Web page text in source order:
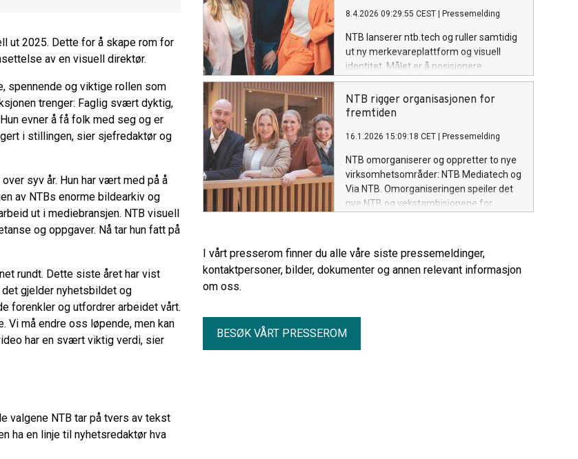
ut 2025. Dette for å skape rom for
av en visuell direktør.
spennende og viktige rollen som
trenger: Faglig svært dyktig,
evner å få folk med seg og er
i stillingen, sier sjefredaktør og
syv år. Hun har vært med på å
av NTBs enorme bildearkiv og
ut i mediebransjen. NTB visuell
og oppgaver. Nå tar hun fatt på
rundt. Dette siste året har vist
gjelder nyhetsbildet og
forenkler og utfordrer arbeidet vårt.
Vi må endre oss løpende, men kan
har en svært viktig verdi, sier
valgene NTB tar på tvers av tekst
ha en linje til nyhetsredaktør hva
media technology.
8.4.2026 09:29:55 CEST Pressemelding
NTB lanserer ntb.tech og ruller samtidig
ut ny merkevareplattform og visuell
identitet. Målet er å posisjonere
nyhetsbyrået som leverandør av
teknologi i det globale mediemarkedet.
NTB rigger organisasjonen for
fremtiden
16.1.2026 15:09:18 CET Pressemelding
NTB omorganiserer og oppretter to nye
virksomhetsområder: NTB Mediatech og
Via NTB. Omorganiseringen speiler det
nye NTB og vekstambisjonene for
I vårt presserom finner du alle våre siste pressemeldinger,
kontaktpersoner, bilder, dokumenter og annen relevant informasjon
om oss.
BESØK VÅRT PRESSEROM